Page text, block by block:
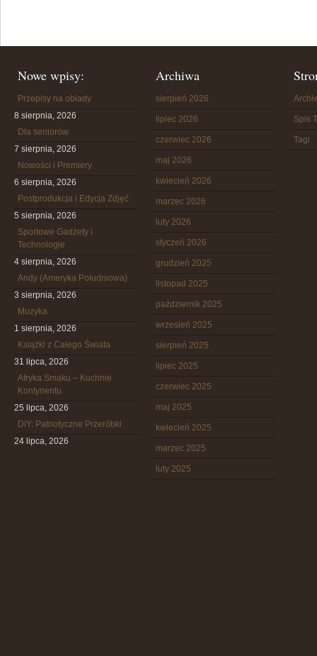
Nowe wpisy:
Przepisy na obiady
8 sierpnia, 2026
Dla seniorów
7 sierpnia, 2026
Nowości i Premiery
6 sierpnia, 2026
Postprodukcja i Edycja Zdjęć
5 sierpnia, 2026
Sportowe Gadżety i
Technologie
4 sierpnia, 2026
Andy (Ameryka Południowa)
3 sierpnia, 2026
Muzyka
1 sierpnia, 2026
Książki z Całego Świata
31 lipca, 2026
Afryka Smaku – Kuchnie
Kontynentu
25 lipca, 2026
DIY: Patriotyczne Przeróbki
24 lipca, 2026
Archiwa
sierpień 2026
lipiec 2026
czerwiec 2026
maj 2026
kwiecień 2026
marzec 2026
luty 2026
styczeń 2026
grudzień 2025
listopad 2025
październik 2025
wrzesień 2025
sierpień 2025
lipiec 2025
czerwiec 2025
maj 2025
kwiecień 2025
marzec 2025
luty 2025
Spis
Tagi